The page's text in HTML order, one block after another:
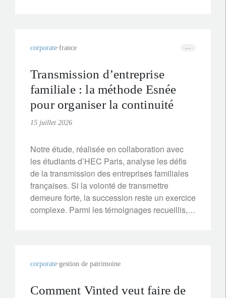
corporate france
Transmission d’entreprise
familiale : la méthode Esnée
pour organiser la continuité
15 juillet 2026
Notre étude, réalisée en collaboration avec
les étudiants d’HEC Paris, analyse les défis
de la transmission des entreprises familiales
françaises. Si la volonté de transmettre
demeure forte, la succession reste un exercice
complexe. Parmi les témoignages recueillis,
corporate gestion de patrimoine
Comment Vinted veut faire de